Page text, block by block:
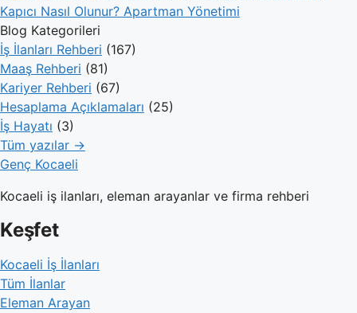
Kapıcı Nasıl Olunur? Apartman Yönetimi
Blog Kategorileri
İş İlanları Rehberi (167)
Maaş Rehberi (81)
Kariyer Rehberi (67)
Hesaplama Açıklamaları (25)
İş Hayatı (3)
Tüm yazılar →
Genç Kocaeli
Kocaeli iş ilanları, eleman arayanlar ve firma rehberi
Keşfet
Kocaeli İş İlanları
Tüm İlanlar
Eleman Arayan